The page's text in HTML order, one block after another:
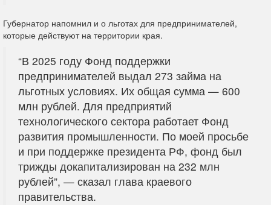
Губернатор напомнил и о льготах для предпринимателей,
которые действуют на территории края.
“В 2025 году Фонд поддержки
предпринимателей выдал 273 займа на
льготных условиях. Их общая сумма — 600
млн рублей. Для предприятий
технологического сектора работает Фонд
развития промышленности. По моей просьбе
и при поддержке президента РФ, фонд был
трижды докапитализирован на 232 млн
рублей”, — сказал глава краевого
правительства.